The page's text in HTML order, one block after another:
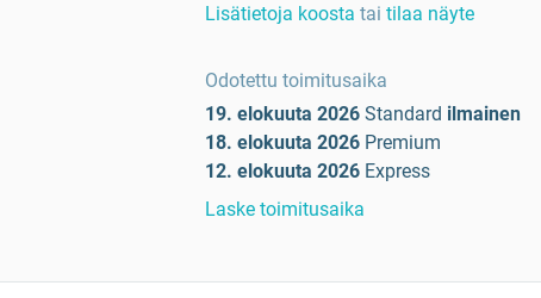
Lisätietoja koosta tai tilaa näyte
Odotettu toimitusaika
19. elokuuta 2026 Standard ilmainen
18. elokuuta 2026 Premium
12. elokuuta 2026 Express
Laske toimitusaika